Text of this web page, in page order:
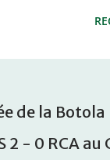
de la Botola
- 0 RCA au